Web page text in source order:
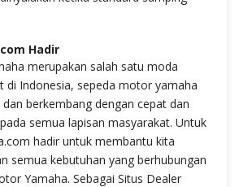
Hadir
merupakan salah satu moda
di Indonesia, sepeda motor yamaha
berkembang dengan cepat dan
semua lapisan masyarakat. Untuk
hadir untuk membantu kita
semua kebutuhan yang berhubungan
Yamaha. Sebagai Situs Dealer